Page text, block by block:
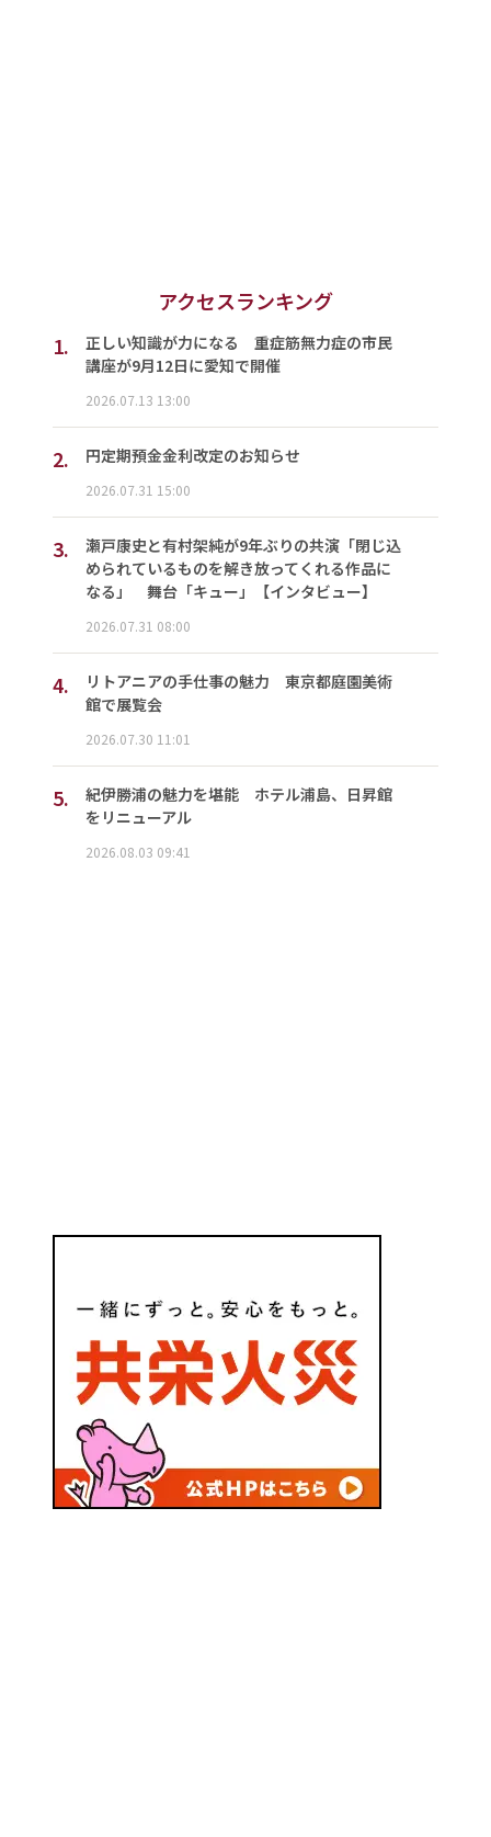
アクセスランキング
1.
正しい知識が力になる 重症筋無力症の市民
講座が9月12日に愛知で開催
2026.07.13 13:00
2. 円定期預金金利改定のお知らせ
2026.07.31 15:00
3.
瀬戸康史と有村架純が9年ぶりの共演「閉じ込
められているものを解き放ってくれる作品に
なる」 舞台「キュー」【インタビュー】
2026.07.31 08:00
4.
リトアニアの手仕事の魅力 東京都庭園美術
館で展覧会
2026.07.30 11:01
5.
紀伊勝浦の魅力を堪能 ホテル浦島、日昇館
をリニューアル
2026.08.03 09:41